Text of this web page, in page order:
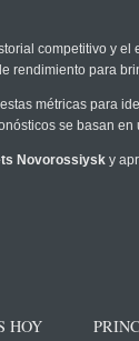
competitivo y el
rendimiento para
métricas para
se basan
Novorossiysk y
HOY